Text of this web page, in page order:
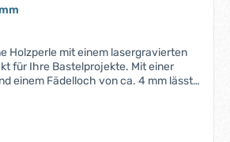
Holzperle mit einem lasergravierten
für Ihre Bastelprojekte. Mit einer
einem Fädelloch von ca. 4 mm lässt
20 mm Fädelloch: ca. 4